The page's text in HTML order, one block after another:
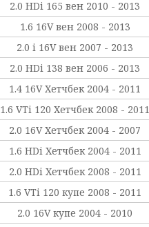
2.0 HDi 165 вен 2010 - 2013
1.6 16V вен 2008 - 2013
2.0 i 16V вен 2007 - 2013
2.0 HDi 138 вен 2006 - 2013
1.4 16V Хетчбек 2004 - 2011
1.6 VTi 120 Хетчбек 2008 - 2011
2.0 16V Хетчбек 2004 - 2007
1.6 HDi Хетчбек 2004 - 2011
2.0 HDi Хетчбек 2008 - 2011
1.6 VTi 120 купе 2008 - 2011
2.0 16V купе 2004 - 2010